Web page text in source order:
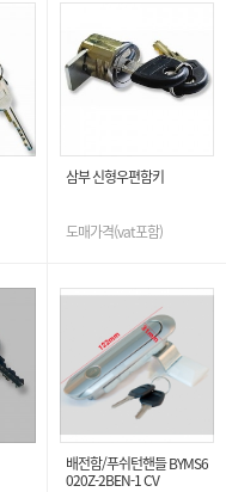
삼부 신형우편함키
도매가격(vat포함)
배전함/푸쉬턴핸들 BYMS6
020Z-2BEN-1 CV